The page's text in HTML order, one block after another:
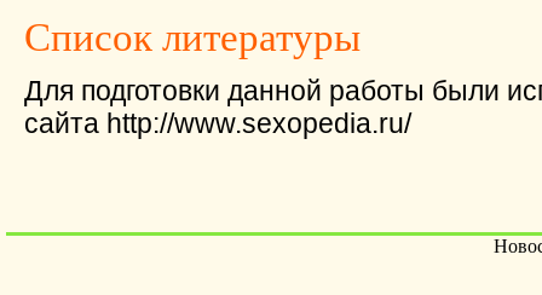
Список литературы
Для подготовки данной работы были
сайта http://www.sexopedia.ru/